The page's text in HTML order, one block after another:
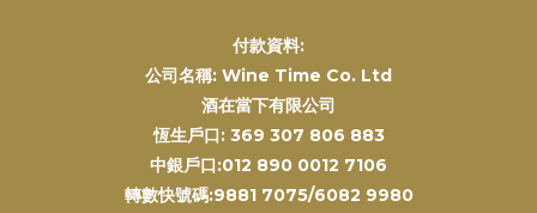
付款資料:
公司名稱: Wine Time Co. Ltd
酒在當下有限公司
恆生戶口: 369 307 806 883
中銀戶口:012 890 0012 7106
轉數快號碼:9881 7075/6082 9980